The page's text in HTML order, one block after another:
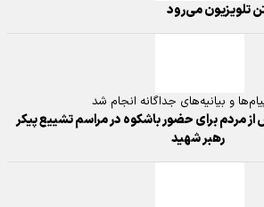
تلویزیون می‌رود
و بیانیه‌های جداگانه انجام شد
مردم برای حضور باشکوه در مراسم تشییع پیکر
رهبر شهید